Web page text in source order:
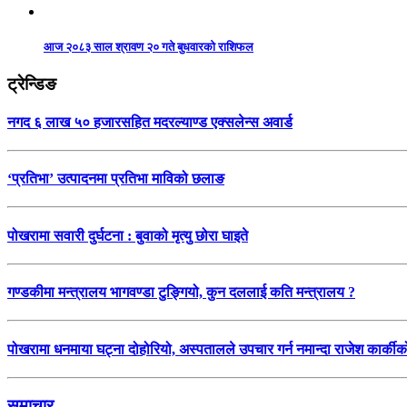
आज २०८३ साल श्रावण २० गते बुधवारको राशिफल
ट्रेन्डिङ
नगद ६ लाख ५० हजारसहित मदरल्याण्ड एक्सलेन्स अवार्ड
‘प्रतिभा’ उत्पादनमा प्रतिभा माविको छलाङ
पोखरामा सवारी दुर्घटना : बुवाको मृत्यु छोरा घाइते
गण्डकीमा मन्त्रालय भागवण्डा टुङ्गियो, कुन दललाई कति मन्त्रालय ?
पोखरामा धनमाया घट्ना दोहोरियो, अस्पतालले उपचार गर्न नमान्दा राजेश